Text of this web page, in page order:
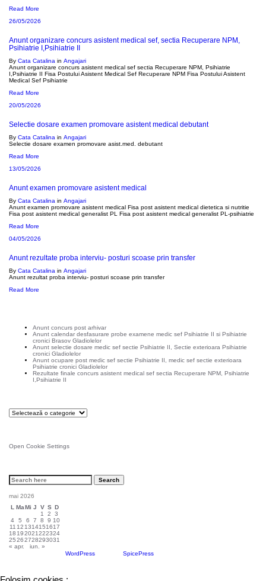
Read More
26/05/2026
Anunt organizare concurs asistent medical sef, sectia Recuperare NPM,
Psihiatrie I,Psihiatrie II
By Cata Catalina in Angajari
Anunt organizare concurs asistent medical sef sectia Recuperare NPM, Psihiatrie
I,Psihiatrie II Fisa Postului Asistent Medical Sef Recuperare NPM Fisa Postului Asistent
Medical Sef Psihiatrie
Read More
20/05/2026
Selectie dosare examen promovare asistent medical debutant
By Cata Catalina in Angajari
Selectie dosare examen promovare asist.med. debutant
Read More
13/05/2026
Anunt examen promovare asistent medical
By Cata Catalina in Angajari
Anunt examen promovare asistent medical Fisa post asistent medical dietetica si nutritie
Fisa post asistent medical generalist PL Fisa post asistent medical generalist PL-psihiatrie
Read More
04/05/2026
Anunt rezultate proba interviu- posturi scoase prin transfer
By Cata Catalina in Angajari
Anunt rezultat proba interviu- posturi scoase prin transfer
Read More
Anunt concurs post arhivar
Anunt calendar desfasurare probe examene medic sef Psihiatrie II si Psihiatrie
cronici Brasov Gladiolelor
Anunt selectie dosare medic sef sectie Psihiatrie II, Sectie exterioara Psihiatrie
cronici Gladiolelor
Anunt ocupare post medic sef sectie Psihiatrie II, medic sef sectie exterioara
Psihiatrie cronici Gladiolelor
Rezultate finale concurs asistent medical sef sectia Recuperare NPM, Psihiatrie
I,Psihiatrie II
Categorii
Open Cookie Settings
mai 2026
L MaMi J V S D
1
2
3
4
5 6 7 8 9 10
11 12 1314151617
18 192021222324
25262728293031
« apr.
iun. »
WordPress SpicePress